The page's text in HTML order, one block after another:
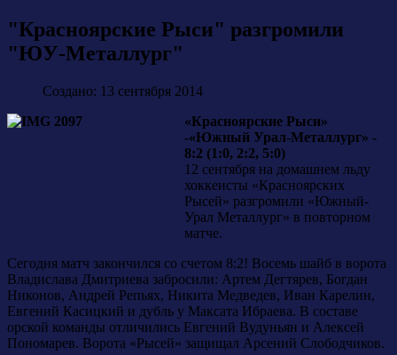
"Красноярские Рыси" разгромили
"ЮУ-Металлург"
Создано: 13 сентября 2014
«Красноярские Рыси»
-«Южный Урал-Металлург» -
8:2 (1:0, 2:2, 5:0)
12 сентября на домашнем льду
хоккеисты «Красноярских
Рысей» разгромили «Южный-
Урал Металлург» в повторном
матче.
Сегодня матч закончился со счетом 8:2! Восемь шайб в ворота
Владислава Дмитриева забросили: Артем Дегтярев, Богдан
Никонов, Андрей Репьях, Никита Медведев, Иван Карелин,
Евгений Касицкий и дубль у Максата Ибраева. В составе
орской команды отличились Евгений Вудуньян и Алексей
Пономарев. Ворота «Рысей» защищал Арсений Слободчиков.